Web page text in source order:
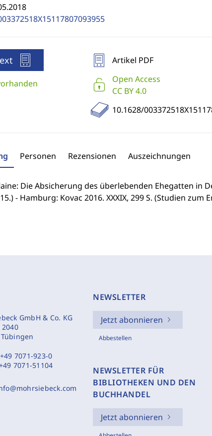
Artikel PDF
Open Access
CC BY 4.0
10.1628/
Personen Rezensionen Auszeichnungen
Die Absicherung des überlebenden Ehegatten in
- Hamburg: Kovac 2016. XXXIX, 299 S. (Studien zum
GmbH & Co. KG
2040
+49 7071-923-0
7071-51104
NEWSLETTER
Jetzt abonnieren
Abbestellen
NEWSLETTER FÜR
BIBLIOTHEKEN UND DEN
BUCHHANDEL
Jetzt abonnieren